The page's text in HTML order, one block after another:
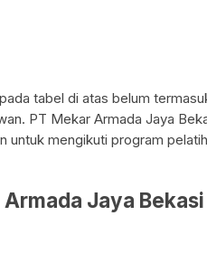
tabel di atas belum
PT Mekar Armada Jaya
untuk mengikuti program
Jaya